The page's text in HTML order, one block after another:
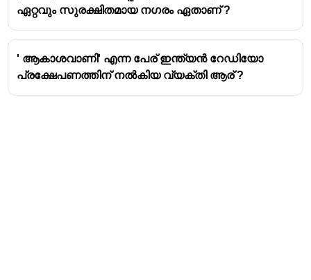
ഏറ്റവും സുരക്ഷിതമായ നഗരം ഏതാണ് ?
' ആകാശവാണി' എന്ന പേര് ഇന്ത്യൻ റേഡിയോ
പ്രക്ഷേപണത്തിന് നൽകിയ വ്യക്തി ആര് ?